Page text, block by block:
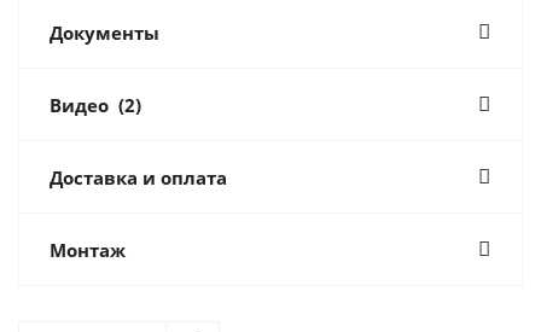
Документы
Видео (2)
Доставка и оплата
Монтаж